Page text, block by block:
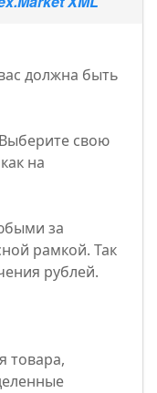
должна быть
свою
на
за
рамкой. Так
рублей.
товара,